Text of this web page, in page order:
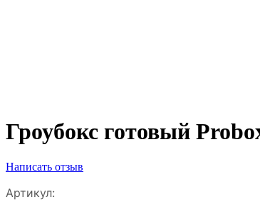
Гроубокс готовый
Написать отзыв
Артикул: